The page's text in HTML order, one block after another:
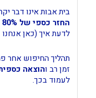
בית אבות אינו דבר
החזר כספי של 80% ואף יותר מהמדינה
לדעת איך (כאן
תהליך החיפוש אחר
זמן רב והוצאה
לעמוד בכך.